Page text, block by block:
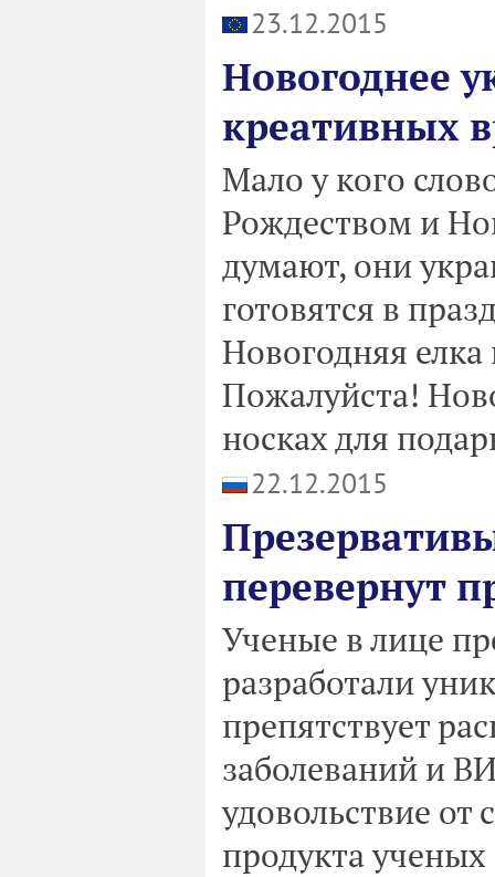
23.12.2015
Новогоднее
креативных
Мало у кого
Рождеством и
думают, они
готовятся в
Новогодняя
Пожалуйста!
носках для
22.12.2015
перевернут
Ученые в лице
разработали
препятствует
заболеваний и
удовольствие от
продукта ученых